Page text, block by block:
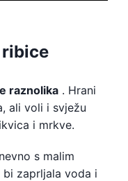
raznolika . Hrani
ali voli i svježu
i mrkve.
s malim
bi zaprljala voda i